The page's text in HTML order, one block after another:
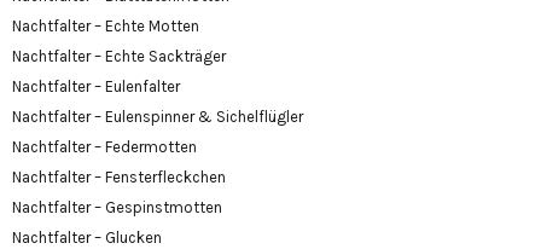
Nachtfalter – Echte Motten
Nachtfalter – Echte Sackträger
Nachtfalter – Eulenfalter
Nachtfalter – Eulenspinner & Sichelflügler
Nachtfalter – Federmotten
Nachtfalter – Fensterfleckchen
Nachtfalter – Gespinstmotten
Nachtfalter – Glucken